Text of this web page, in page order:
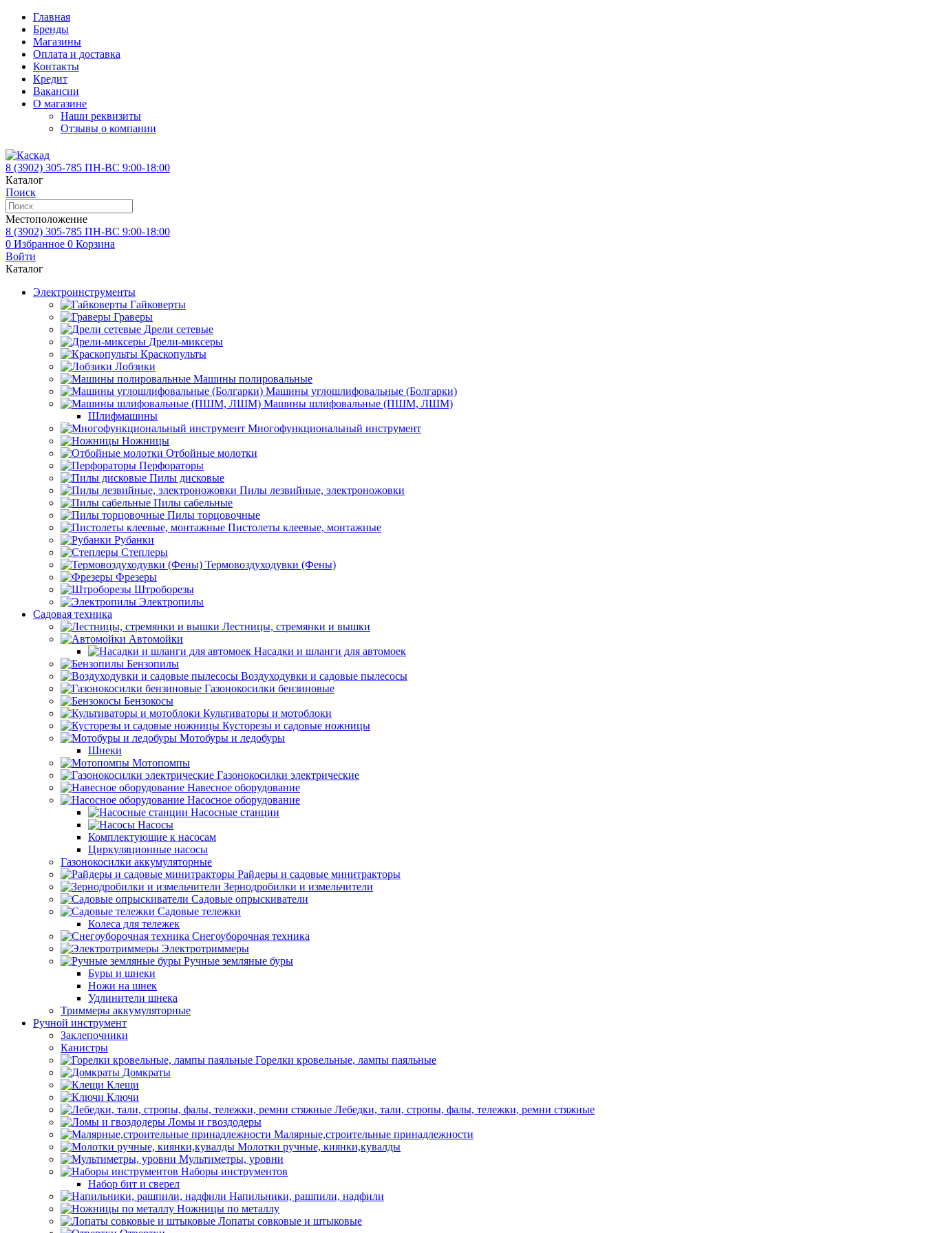
Главная
Бренды
Магазины
Оплата и доставка
Контакты
Кредит
Вакансии
О магазине
Наши реквизиты
Отзывы о компании
8 (3902) 305-785 ПН-ВС 9:00-18:00
Каталог
Поиск
Местоположение
8 (3902) 305-785 ПН-ВС 9:00-18:00
0 Избранное 0 Корзина
Войти
Каталог
Электроинструменты
Гайковерты
Граверы
Дрели сетевые
Дрели-миксеры
Краскопульты
Лобзики
Машины полировальные
Машины углошлифовальные (Болгарки)
Машины шлифовальные (ПШМ, ЛШМ)
Шлифмашины
Многофункциональный инструмент
Ножницы
Отбойные молотки
Перфораторы
Пилы дисковые
Пилы лезвийные, электроножовки
Пилы сабельные
Пилы торцовочные
Пистолеты клеевые, монтажные
Рубанки
Степлеры
Термовоздуходувки (Фены)
Фрезеры
Штроборезы
Электропилы
Садовая техника
Лестницы, стремянки и вышки
Автомойки
Насадки и шланги для автомоек
Бензопилы
Воздуходувки и садовые пылесосы
Газонокосилки бензиновые
Бензокосы
Культиваторы и мотоблоки
Кусторезы и садовые ножницы
Мотобуры и ледобуры
Шнеки
Мотопомпы
Газонокосилки электрические
Навесное оборудование
Насосное оборудование
Насосные станции
Насосы
Комплектующие к насосам
Циркуляционные насосы
Газонокосилки аккумуляторные
Райдеры и садовые минитракторы
Зернодробилки и измельчители
Садовые опрыскиватели
Садовые тележки
Колеса для тележек
Снегоуборочная техника
Электротриммеры
Ручные земляные буры
Буры и шнеки
Ножи на шнек
Удлинители шнека
Триммеры аккумуляторные
Ручной инструмент
Заклепочники
Канистры
Горелки кровельные, лампы паяльные
Домкраты
Клещи
Ключи
Лебедки, тали, стропы, фалы, тележки, ремни стяжные
Ломы и гвоздодеры
Малярные,строительные принадлежности
Молотки ручные, киянки,кувалды
Мультиметры, уровни
Наборы инструментов
Набор бит и сверел
Напильники, рашпили, надфили
Ножницы по металлу
Лопаты совковые и штыковые